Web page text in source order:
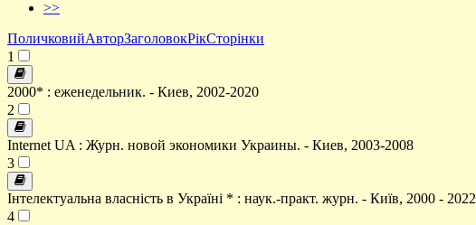
>>
ПоличковийАвторЗаголовокРікСторінки
1
2000* : еженедельник. - Киев, 2002-2020
2
Internet UA : Журн. новой экономики Украины. - Киев, 2003-2008
3
Інтелектуальна власність в Україні * : наук.-практ. журн. - Київ, 2000 - 2022
4